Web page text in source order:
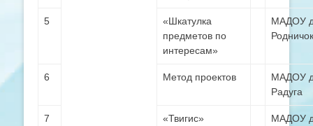
5
«Шкатулка
предметов по
интересам»
МАДОУ
Родничок
6 Метод проектов
МАДОУ
Радуга
7 «Твигис»
МАДОУ